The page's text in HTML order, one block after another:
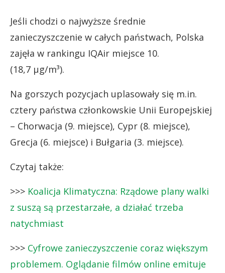
Jeśli chodzi o najwyższe średnie
zanieczyszczenie w całych państwach, Polska
zajęła w rankingu IQAir miejsce 10.
(18,7 µg/m³).
Na gorszych pozycjach uplasowały się m.in.
cztery państwa członkowskie Unii Europejskiej
– Chorwacja (9. miejsce), Cypr (8. miejsce),
Grecja (6. miejsce) i Bułgaria (3. miejsce).
Czytaj także:
>>> Koalicja Klimatyczna: Rządowe plany walki
z suszą są przestarzałe, a działać trzeba
natychmiast
>>> Cyfrowe zanieczyszczenie coraz większym
problemem. Oglądanie filmów online emituje